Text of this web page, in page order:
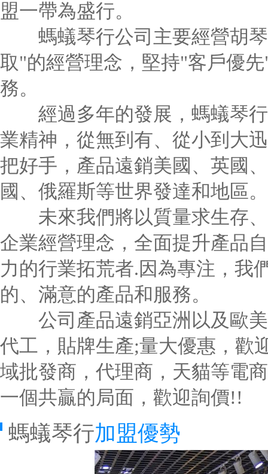
盟一帶為盛行。
螞蟻琴行公司主要經營胡琴
取"的經營理念，堅持"客戶優
務。
經過多年的發展，螞蟻琴行
業精神，從無到有、從小到大
把好手，產品遠銷美國、英國
國、俄羅斯等世界發達和地區。
未來我們將以質量求生存、
企業經營理念，全面提升產品
力的行業拓荒者.因為專注，我
的、滿意的產品和服務。
公司產品遠銷亞洲以及歐美
代工，貼牌生產;量大優惠，歡
域批發商，代理商，天貓等電
一個共贏的局面，歡迎詢價!!
螞蟻琴行加盟優勢